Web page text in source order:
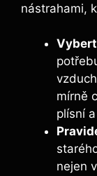
nástrahami,
mírně
plísní
nejen